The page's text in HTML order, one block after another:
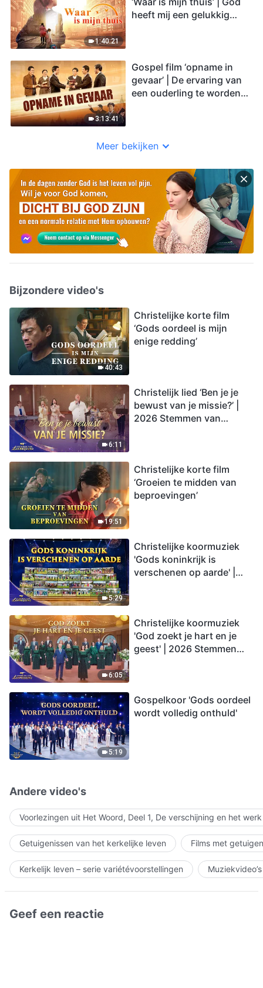
1:40:21
heeft mij een gelukkig
3:13:41
Gospel film ‘opname in
gevaar’ | De ervaring van
een ouderling te worden
Meer bekijken
Bijzondere video's
40:43
Christelijke korte film
‘Gods oordeel is mijn
enige redding’
6:11
Christelijk lied ‘Ben je je
bewust van je missie?’ |
2026 Stemmen van
19:51
Christelijke korte film
‘Groeien te midden van
beproevingen’
5:29
Christelijke koormuziek
'Gods koninkrijk is
verschenen op aarde' |
6:05
Christelijke koormuziek
'God zoekt je hart en je
geest' | 2026 Stemmen
5:19
Gospelkoor 'Gods oordeel
wordt volledig onthuld'
Andere video's
Voorlezingen uit Het Woord, Deel 1, De verschijning en het
Getuigenissen van het kerkelijke leven Films met
Kerkelijk leven – serie variétévoorstellingen Muziekvideo’s
Geef een reactie